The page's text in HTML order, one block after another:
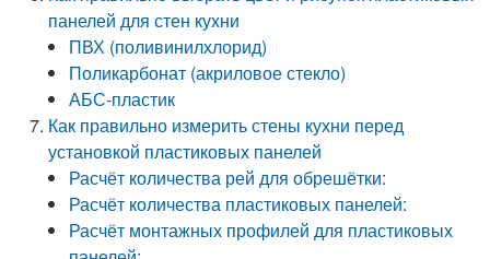
панелей для стен кухни
ПВХ (поливинилхлорид)
Поликарбонат (акриловое стекло)
АБС-пластик
Как правильно измерить стены кухни перед
установкой пластиковых панелей
Расчёт количества рей для обрешётки:
Расчёт количества пластиковых панелей:
Расчёт монтажных профилей для пластиковых